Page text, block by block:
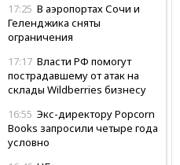
17:25 В аэропортах Сочи и
Геленджика сняты
ограничения
17:17 Власти РФ помогут
пострадавшему от атак на
склады Wildberries бизнесу
16:55 Экс-директору Popcorn
Books запросили четыре года
условно